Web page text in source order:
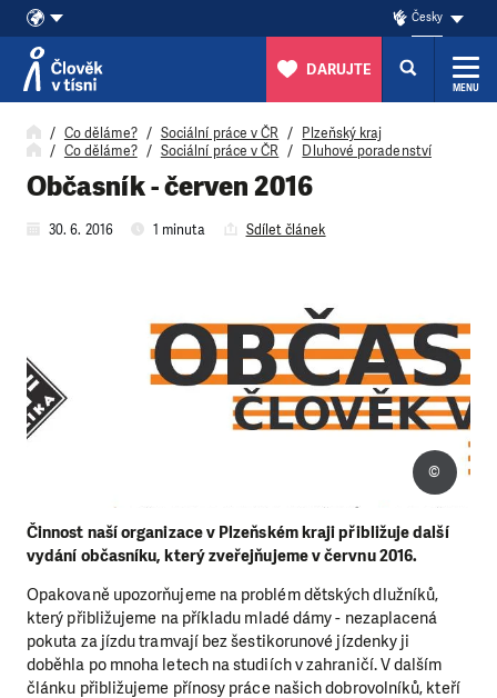
Přeskočit na obsah
Česky
DARUJTE
MENU
Co děláme? Sociální práce v ČR
Plzeňský kraj
Co děláme?
Sociální práce v ČR Dluhové poradenství
Občasník - červen 2016
30. 6. 2016 1 minuta Sdílet článek
Činnost naší organizace v Plzeňském kraji přibližuje další
vydání občasníku, který zveřejňujeme v červnu 2016.
©
Opakovaně upozorňujeme na problém dětských dlužníků,
který přibližujeme na příkladu mladé dámy - nezaplacená
pokuta za jízdu tramvají bez šestikorunové jízdenky ji
doběhla po mnoha letech na studiích v zahraničí. V dalším
článku přibližujeme přínosy práce našich dobrovolníků, kteří